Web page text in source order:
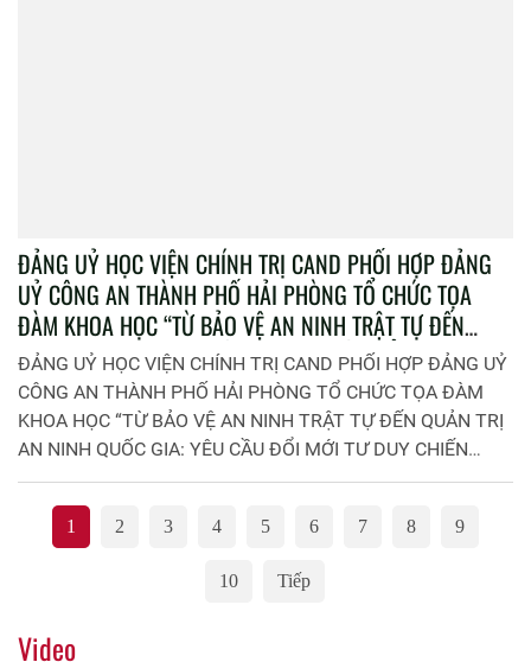
ĐẢNG UỶ HỌC VIỆN CHÍNH TRỊ CAND PHỐI HỢP ĐẢNG
UỶ CÔNG AN THÀNH PHỐ HẢI PHÒNG TỔ CHỨC TỌA
ĐÀM KHOA HỌC “TỪ BẢO VỆ AN NINH TRẬT TỰ ĐẾN
QUẢN TRỊ AN NINH QUỐC GIA: YÊU CẦU ĐỔI MỚI TƯ
DUY CHIẾN LƯỢC THEO NGHỊ QUYẾT ĐẠI HỘI XIV CỦA
ĐẢNG GẮN VỚI THỰC TIỄN CÔNG AN THÀNH PHỐ HẢI
PHÒNG”
ĐẢNG UỶ HỌC VIỆN CHÍNH TRỊ CAND PHỐI HỢP ĐẢNG UỶ
CÔNG AN THÀNH PHỐ HẢI PHÒNG TỔ CHỨC TỌA ĐÀM
KHOA HỌC “TỪ BẢO VỆ AN NINH TRẬT TỰ ĐẾN QUẢN TRỊ
AN NINH QUỐC GIA: YÊU CẦU ĐỔI MỚI TƯ DUY CHIẾN
LƯỢC THEO NGHỊ QUYẾT ĐẠI HỘI XIV CỦA ĐẢNG GẮN VỚI
THỰC TIỄN CÔNG AN THÀNH PHỐ HẢI PHÒNG”
1 2 3 4 5 6 7 8 9
10 Tiếp
Video